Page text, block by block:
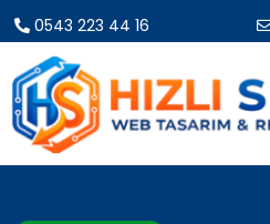
0543 223 44 16